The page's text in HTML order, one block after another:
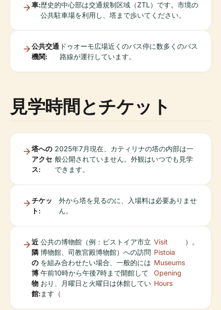
車:歴史的中心部は交通規制区域（ZTL）です。市境の
公共駐車場を利用し、塔まで歩いてください。
公共交通
機関:
ドゥオーモ広場近くのバス停に数多くのバス
路線が運行しています。
見学時間とチケット
塔への
アクセ
ス:
2025年7月現在、カティリナの塔の内部は一
般公開されていません。外観はいつでも見学
できます。
チケッ
ト:
外から塔を見るのに、入場料は必要ありませ
ん。
近
隣
の
博
物
館:
公共の博物館（例：ピストイア市立
博物館、司教宮殿博物館）への訪問
を組み合わせたい場合、一般的には
午前10時から午後7時まで開館して
おり、月曜日と火曜日は休館してい
ます（
Visit
Pistoia
Museums
Opening
Hours
）。